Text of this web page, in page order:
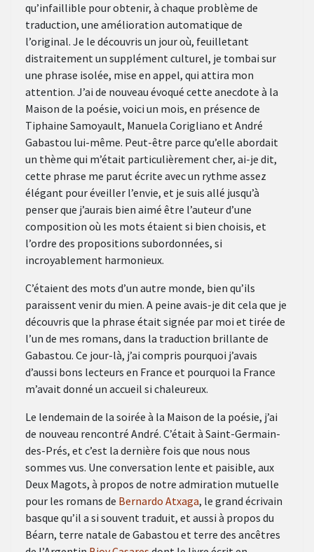
qu’infaillible pour obtenir, à chaque problème de
traduction, une amélioration automatique de
l’original. Je le découvris un jour où, feuilletant
distraitement un supplément culturel, je tombai sur
une phrase isolée, mise en appel, qui attira mon
attention. J’ai de nouveau évoqué cette anecdote à la
Maison de la poésie, voici un mois, en présence de
Tiphaine Samoyault, Manuela Corigliano et André
Gabastou lui-même. Peut-être parce qu’elle abordait
un thème qui m’était particulièrement cher, ai-je dit,
cette phrase me parut écrite avec un rythme assez
élégant pour éveiller l’envie, et je suis allé jusqu’à
penser que j’aurais bien aimé être l’auteur d’une
composition où les mots étaient si bien choisis, et
l’ordre des propositions subordonnées, si
incroyablement harmonieux.
C’étaient des mots d’un autre monde, bien qu’ils
paraissent venir du mien. A peine avais-je dit cela que je
découvris que la phrase était signée par moi et tirée de
l’un de mes romans, dans la traduction brillante de
Gabastou. Ce jour-là, j’ai compris pourquoi j’avais
d’aussi bons lecteurs en France et pourquoi la France
m’avait donné un accueil si chaleureux.
Le lendemain de la soirée à la Maison de la poésie, j’ai
de nouveau rencontré André. C’était à Saint-Germain-
des-Prés, et c’est la dernière fois que nous nous
sommes vus. Une conversation lente et paisible, aux
Deux Magots, à propos de notre admiration mutuelle
pour les romans de Bernardo Atxaga, le grand écrivain
basque qu’il a si souvent traduit, et aussi à propos du
Béarn, terre natale de Gabastou et terre des ancêtres